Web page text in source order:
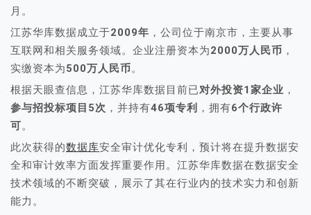
月。
江苏华库数据成立于2009年 ，公司位于南京市，主要从事
互联网和相关服务领域。企业注册资本为2000万人民币 ，
实缴资本为500万人民币。
根据天眼查信息，江苏华库数据目前已对外投资1家企业 ，
参与招投标项目5次 ，并持有46项专利 ，拥有6个行政许
可。
此次获得的数据库安全审计优化专利，预计将在提升数据安
全和审计效率方面发挥重要作用。江苏华库数据在数据安全
技术领域的不断突破，展示了其在行业内的技术实力和创新
能力。